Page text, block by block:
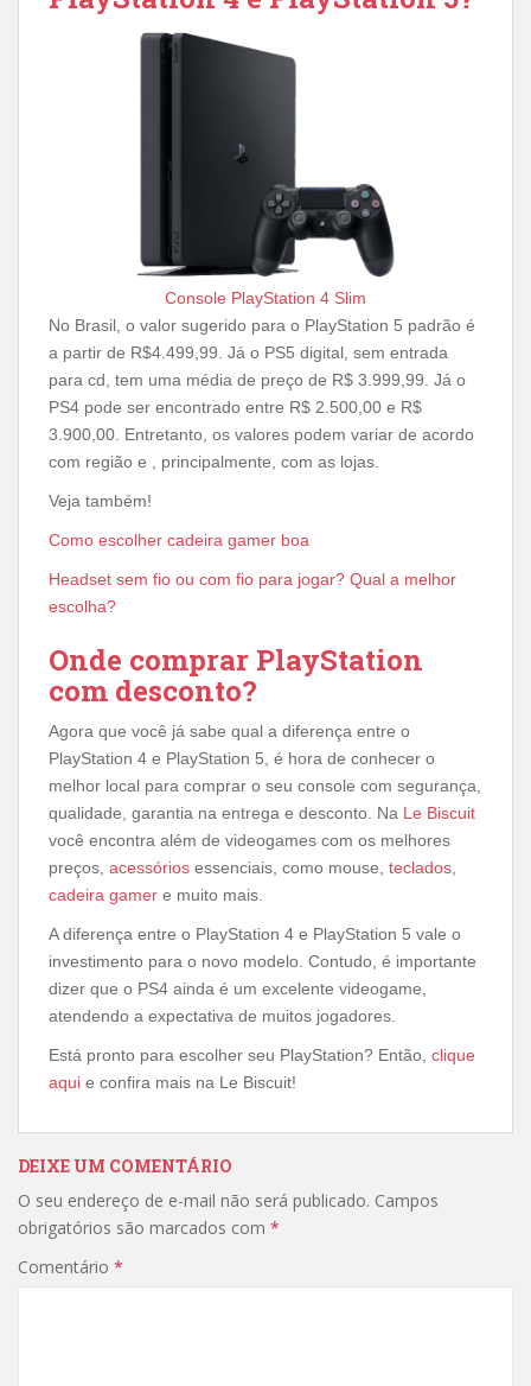
Console PlayStation 4 Slim
No Brasil, o valor sugerido para o PlayStation 5 padrão é
a partir de R$4.499,99. Já o PS5 digital, sem entrada
para cd, tem uma média de preço de R$ 3.999,99. Já o
PS4 pode ser encontrado entre R$ 2.500,00 e R$
3.900,00. Entretanto, os valores podem variar de acordo
com região e , principalmente, com as lojas.
Veja também!
Como escolher cadeira gamer boa
Headset sem fio ou com fio para jogar? Qual a melhor
escolha?
Onde comprar PlayStation
com desconto?
Agora que você já sabe qual a diferença entre o
PlayStation 4 e PlayStation 5, é hora de conhecer o
melhor local para comprar o seu console com segurança,
qualidade, garantia na entrega e desconto. Na Le Biscuit
você encontra além de videogames com os melhores
preços, acessórios essenciais, como mouse, teclados
cadeira gamer e muito mais.
A diferença entre o PlayStation 4 e PlayStation 5 vale o
investimento para o novo modelo. Contudo, é importante
dizer que o PS4 ainda é um excelente videogame,
atendendo a expectativa de muitos jogadores.
Está pronto para escolher seu PlayStation? Então, clique
aqui e confira mais na Le Biscuit!
DEIXE UM COMENTÁRIO
O seu endereço de e-mail não será publicado. Campos
obrigatórios são marcados com *
Comentário *